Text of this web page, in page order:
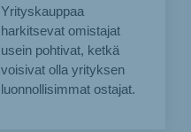
Yrityskauppaa
harkitsevat omistajat
usein pohtivat, ketkä
voisivat olla yrityksen
luonnollisimmat ostajat.